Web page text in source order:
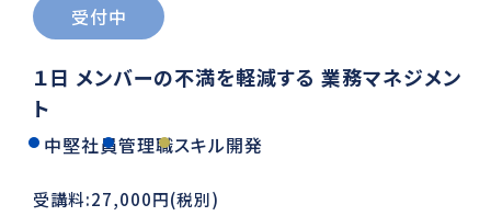
受付中
１日 メンバーの不満を軽減する 業務マネジメン
ト
中堅社員管理職スキル開発
受講料:27,000円(税別)